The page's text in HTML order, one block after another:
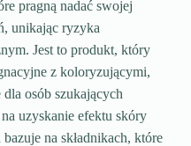
pragną nadać swojej
unikając ryzyka
Jest to produkt, który
z koloryzującymi,
osób szukających
uzyskanie efektu skóry
bazuje na składnikach, które